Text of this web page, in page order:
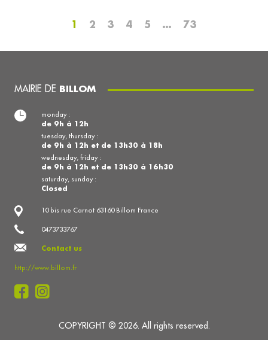
1 2 3 4 5 … 73
MAIRIE DE BILLOM
10 bis rue Carnot 63160 Billom France
0473733767
Contact us
http://www.billom.fr
monday :
de 9h à 12h
tuesday, thursday :
de 9h à 12h et de 13h30 à 18h
wednesday, friday :
de 9h à 12h et de 13h30 à 16h30
saturday, sunday :
Closed
COPYRIGHT © 2026. All rights reserved.